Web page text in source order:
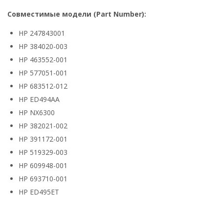
Совместимые модели (Part Number):
HP 247843001
HP 384020-003
HP 463552-001
HP 577051-001
HP 683512-012
HP ED494AA
HP NX6300
HP 382021-002
HP 391172-001
HP 519329-003
HP 609948-001
HP 693710-001
HP ED495ET